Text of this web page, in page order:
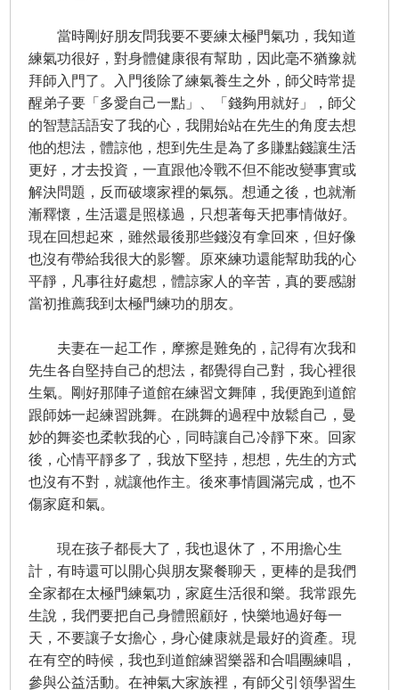
當時剛好朋友問我要不要練太極門氣功，我知道
練氣功很好，對身體健康很有幫助，因此毫不猶豫就
拜師入門了。入門後除了練氣養生之外，師父時常提
醒弟子要「多愛自己一點」、「錢夠用就好」，師父
的智慧話語安了我的心，我開始站在先生的角度去想
他的想法，體諒他，想到先生是為了多賺點錢讓生活
更好，才去投資，一直跟他冷戰不但不能改變事實或
解決問題，反而破壞家裡的氣氛。想通之後，也就漸
漸釋懷，生活還是照樣過，只想著每天把事情做好。
現在回想起來，雖然最後那些錢沒有拿回來，但好像
也沒有帶給我很大的影響。原來練功還能幫助我的心
平靜，凡事往好處想，體諒家人的辛苦，真的要感謝
當初推薦我到太極門練功的朋友。
夫妻在一起工作，摩擦是難免的，記得有次我和
先生各自堅持自己的想法，都覺得自己對，我心裡很
生氣。剛好那陣子道館在練習文舞陣，我便跑到道館
跟師姊一起練習跳舞。在跳舞的過程中放鬆自己，曼
妙的舞姿也柔軟我的心，同時讓自己冷靜下來。回家
後，心情平靜多了，我放下堅持，想想，先生的方式
也沒有不對，就讓他作主。後來事情圓滿完成，也不
傷家庭和氣。
現在孩子都長大了，我也退休了，不用擔心生
計，有時還可以開心與朋友聚餐聊天，更棒的是我們
全家都在太極門練氣功，家庭生活很和樂。我常跟先
生說，我們要把自己身體照顧好，快樂地過好每一
天，不要讓子女擔心，身心健康就是最好的資產。現
在有空的時候，我也到道館練習樂器和合唱團練唱，
參與公益活動。在神氣大家族裡，有師父引領學習生